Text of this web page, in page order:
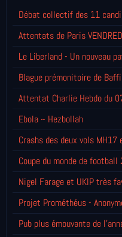
Débat collectif des 11
Attentats de Paris
Le Liberland - Un nouveau
Blague prémonitoire de
Attentat Charlie Hebdo du
Ebola ~ Hezbollah
Crashs des deux vols MH17
Coupe du monde de football
Nigel Farage et UKIP très
Projet Prométhéus -
Pub plus émouvante de